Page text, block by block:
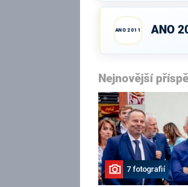
ANO 2011 ANO
Nejnovější
7 fotografií